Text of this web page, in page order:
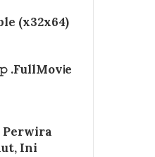
(x32x64)
.FullMov𝗂e
Perwira
Ini